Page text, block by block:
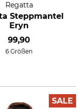
Regatta
Steppmantel
Eryn
99,90
6 Größen
SALE